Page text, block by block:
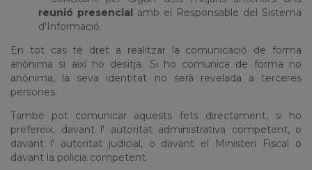
reunió presencial
amb el Responsable del Sistema
d'Informació.
En tot cas té dret a realitzar la comunicació de forma
anònima si així ho desitja. Si ho comunica de forma no
anònima, la seva identitat no serà revelada a terceres
persones.
També pot comunicar aquests fets directament, si ho
prefereix, davant l' autoritat administrativa competent, o
davant l' autoritat judicial, o davant el Ministeri Fiscal o
davant la policia competent.